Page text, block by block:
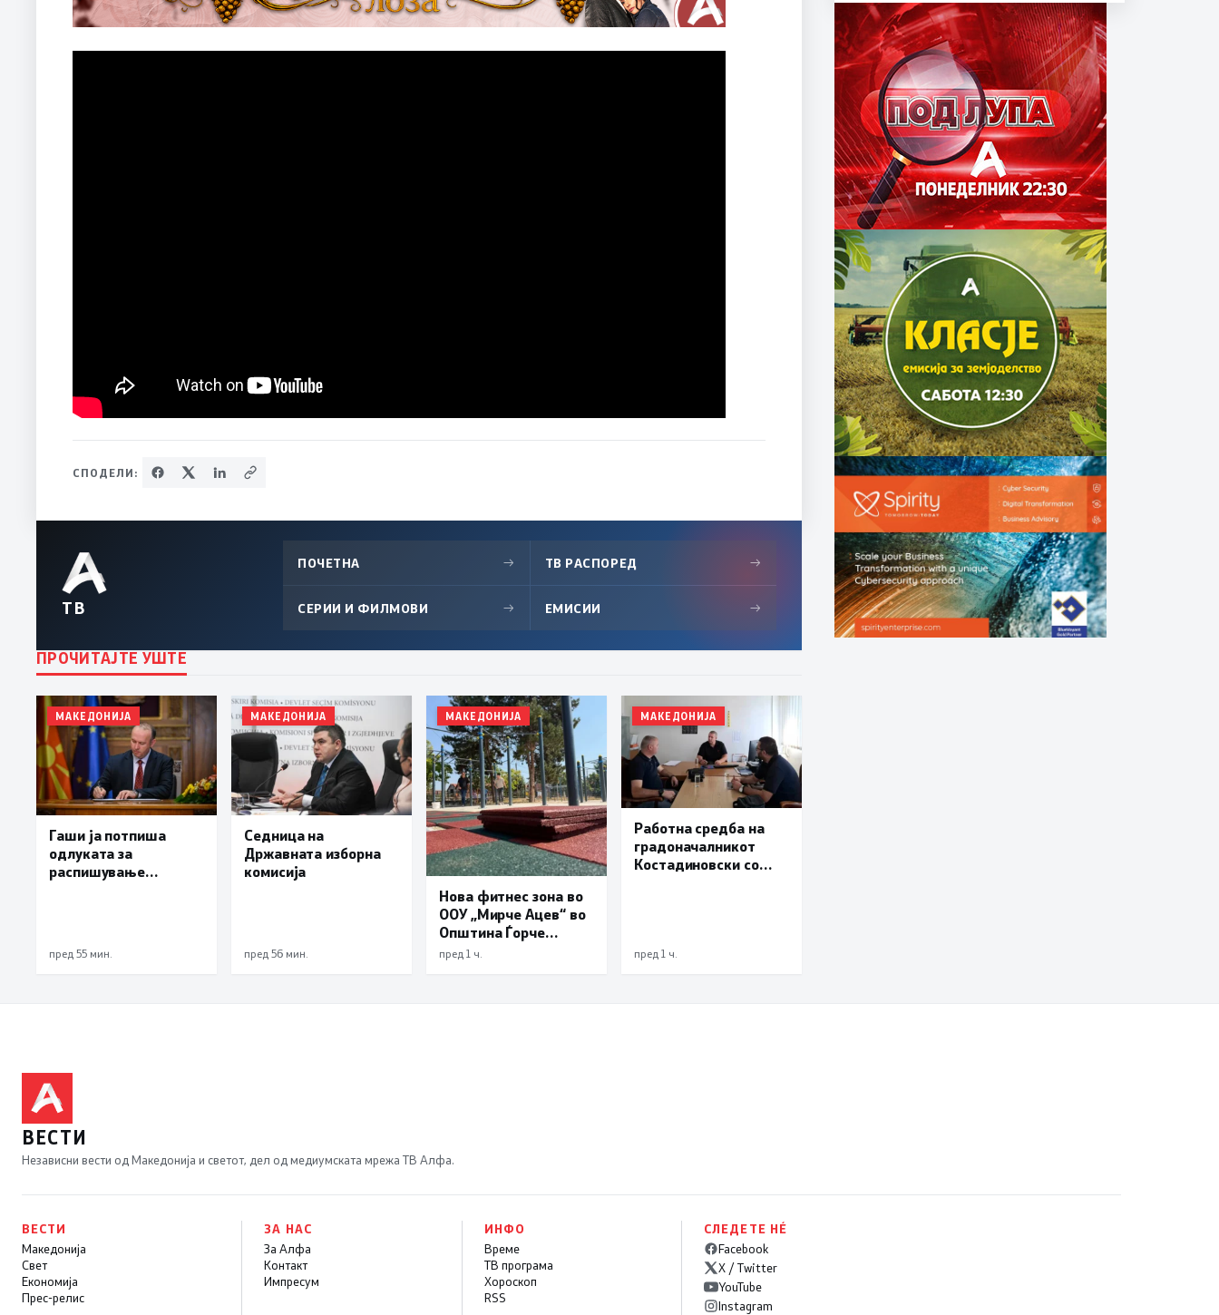
СПОДЕЛИ:
ТВ
ПОЧЕТНА → ТВ РАСПОРЕД →
СЕРИИ И ФИЛМОВИ → ЕМИСИИ →
ПРОЧИТАЈТЕ УШТЕ
МАКЕДОНИЈА
Гаши ја потпиша
одлуката за
распишување
октомври
пред 55 мин.
МАКЕДОНИЈА
Седница на
Државната изборна
комисија
пред 56 мин.
МАКЕДОНИЈА
Нова фитнес зона во
ООУ „Мирче Ацев“ во
Општина Ѓорче
Петров
пред 1 ч.
МАКЕДОНИЈА
Работна средба на
градоначалникот
Костадиновски со
пред 1 ч.
ВЕСТИ
Независни вести од Македонија и светот, дел од медиумската мрежа ТВ Алфа.
ВЕСТИ
Македонија
Свет
Економија
Прес-релис
ЗА НАС
За Алфа
Контакт
Импресум
ИНФО
Време
ТВ програма
Хороскоп
RSS
СЛЕДЕТЕ НÉ
Facebook
X / Twitter
YouTube
Instagram